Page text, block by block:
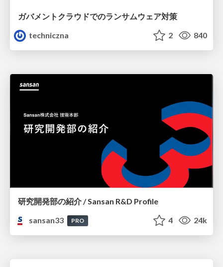
ガバメントクラウドでのランサムウェア対策
techniczna
2 840
研究開発部の紹介 / Sansan R&D Profile
sansan33
PRO 4 24k